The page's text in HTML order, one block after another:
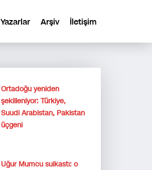
Yazarlar Arşiv İletişim
Ortadoğu yeniden
şekilleniyor: Türkiye,
Suudi Arabistan, Pakistan
üçgeni
Uğur Mumcu suikastı: o